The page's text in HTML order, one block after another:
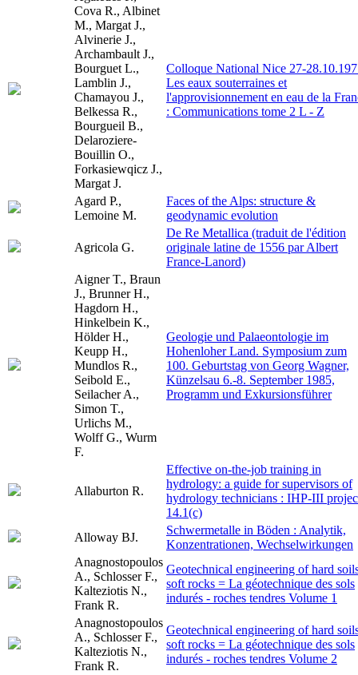
Cova R., Albinet
M., Margat J.,
Alvinerie J.,
Archambault J.,
Bourguet L.,
Lamblin J.,
Chamayou J.,
Belkessa R.,
Bourgueil B.,
Delaroziere-
Bouillin O.,
Forkasiewqicz J.,
Margat J.
Colloque National Nice 27-
Les eaux souterraines et
l'approvisionnement en eau de la
: Communications tome 2 L - Z
Agard P.,
Lemoine M.
Faces of the Alps: structure &
geodynamic evolution
Agricola G.
De Re Metallica (traduit de l'édition
originale latine de 1556 par Albert
France-Lanord)
Aigner T., Braun
J., Brunner H.,
Hagdorn H.,
Hinkelbein K.,
Hölder H.,
Keupp H.,
Mundlos R.,
Seibold E.,
Seilacher A.,
Simon T.,
Urlichs M.,
Wolff G., Wurm
F.
Geologie und Palaeontologie im
Hohenloher Land. Symposium zum
100. Geburtstag von Georg Wagner,
Künzelsau 6.-8. September 1985,
Programm und Exkursionsführer
Allaburton R.
Effective on-the-job training in
hydrology: a guide for supervisors of
hydrology technicians : IHP-III
14.1(c)
Alloway BJ.
Schwermetalle in Böden : Analytik,
Konzentrationen, Wechselwirkungen
Anagnostopoulos
A., Schlosser F.,
Kalteziotis N.,
Frank R.
Geotechnical engineering of hard
soft rocks = La géotechnique des sols
indurés - roches tendres Volume 1
Anagnostopoulos
A., Schlosser F.,
Kalteziotis N.,
Frank R.
Geotechnical engineering of hard
soft rocks = La géotechnique des sols
indurés - roches tendres Volume 2